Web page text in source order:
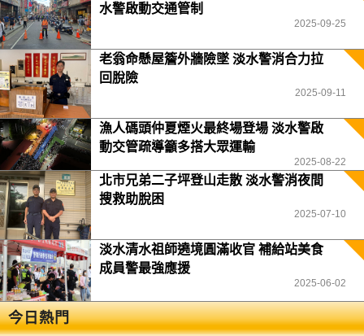
水警啟動交通管制
2025-09-25
老翁命懸屋簷外牆險墜 淡水警消合力拉
回脫險
2025-09-11
漁人碼頭仲夏煙火最終場登場 淡水警啟
動交管疏導籲多搭大眾運輸
2025-08-22
北市兄弟二子坪登山走散 淡水警消夜間
搜救助脫困
2025-07-10
淡水清水祖師遶境圓滿收官 補給站美食
成員警最強應援
2025-06-02
今日熱門